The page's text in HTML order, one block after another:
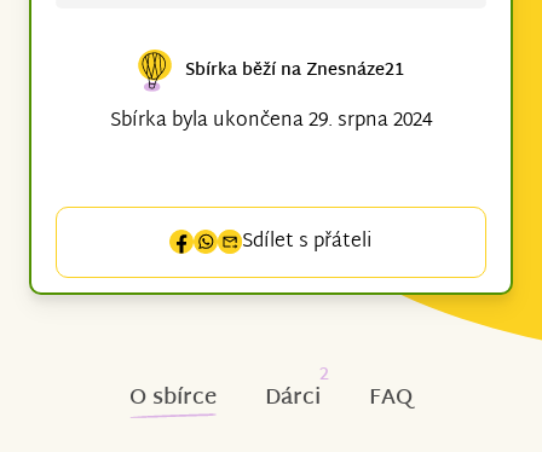
Sbírka běží na Znesnáze21
Sbírka byla ukončena 29. srpna 2024
Sdílet s přáteli
O sbírce Dárci
2
FAQ